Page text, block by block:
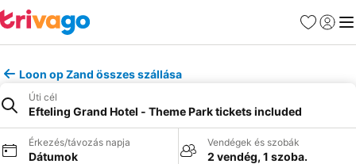
Kedvencek
Loon op Zand összes szállása
Úti cél
Efteling Grand Hotel - Theme Park tickets included
Érkezés/távozás napja
Dátumok
Vendégek és szobák
2 vendég, 1 szoba.